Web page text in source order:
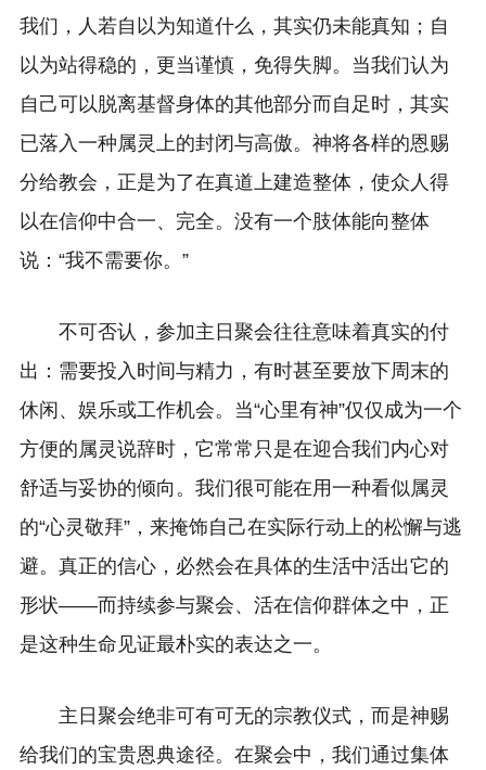
我们，人若自以为知道什么，其实仍未能真知；自
以为站得稳的，更当谨慎，免得失脚。当我们认为
自己可以脱离基督身体的其他部分而自足时，其实
已落入一种属灵上的封闭与高傲。神将各样的恩赐
分给教会，正是为了在真道上建造整体，使众人得
以在信仰中合一、完全。没有一个肢体能向整体
说：“我不需要你。”
不可否认，参加主日聚会往往意味着真实的付
出：需要投入时间与精力，有时甚至要放下周末的
休闲、娱乐或工作机会。当“心里有神”仅仅成为一个
方便的属灵说辞时，它常常只是在迎合我们内心对
舒适与妥协的倾向。我们很可能在用一种看似属灵
的“心灵敬拜”，来掩饰自己在实际行动上的松懈与逃
避。真正的信心，必然会在具体的生活中活出它的
形状——而持续参与聚会、活在信仰群体之中，正
是这种生命见证最朴实的表达之一。
主日聚会绝非可有可无的宗教仪式，而是神赐
给我们的宝贵恩典途径。在聚会中，我们通过集体